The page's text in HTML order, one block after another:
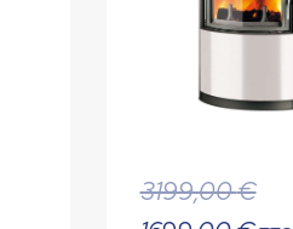
3199,00€Le